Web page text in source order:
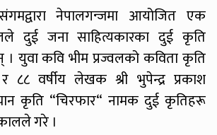
नेपालगन्जमा आयोजित एक
दुई जना साहित्यकारका दुई कृति
। युवा कवि भीम प्रज्वलको कविता कृति
वर्षीय लेखक श्री भुपेन्द्र प्रकाश
कृति “चिरफार“ नामक दुई कृतिहरू
गरे ।